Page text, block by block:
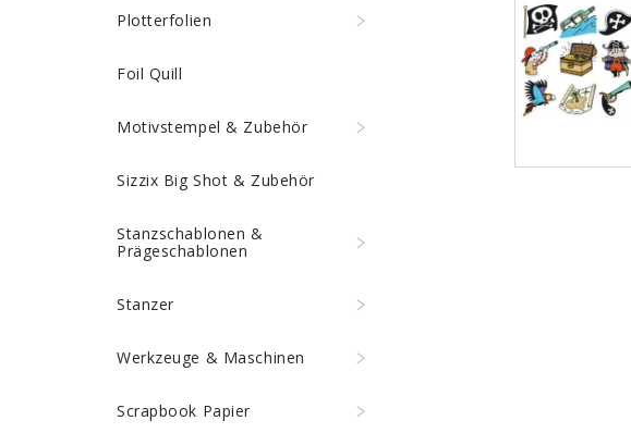
Plotterfolien
Foil Quill
Motivstempel & Zubehör
Sizzix Big Shot & Zubehör
Stanzschablonen &
Prägeschablonen
Stanzer
Werkzeuge & Maschinen
Scrapbook Papier